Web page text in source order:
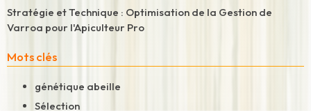
Stratégie et Technique : Optimisation de la Gestion de
Varroa pour l'Apiculteur Pro
Mots clés
génétique abeille
Sélection